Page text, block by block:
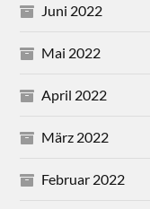
Juni 2022
Mai 2022
April 2022
März 2022
Februar 2022